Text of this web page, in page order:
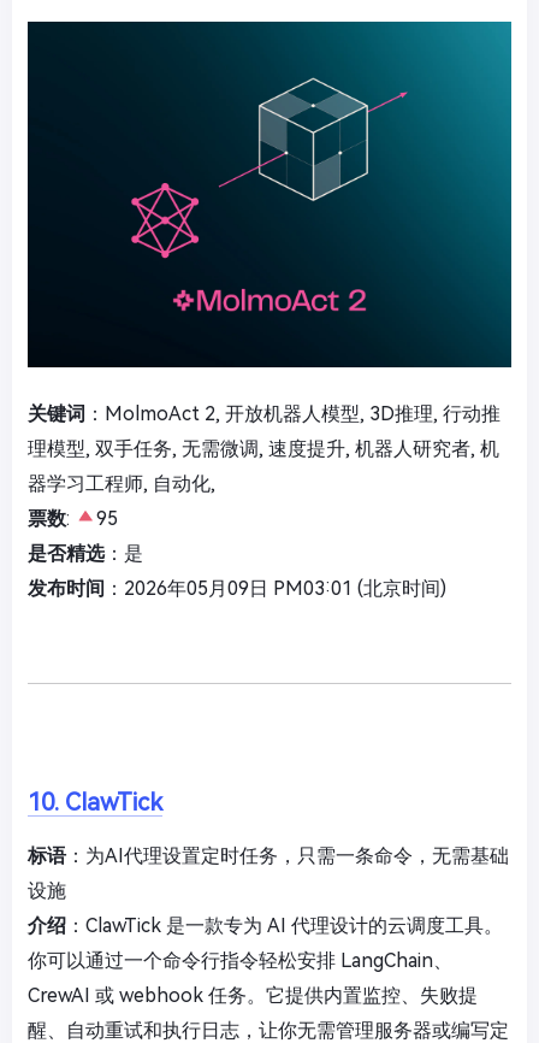
关键词 ：MolmoAct 2, 开放机器人模型, 3D推理, 行动推
理模型, 双手任务, 无需微调, 速度提升, 机器人研究者, 机
器学习工程师, 自动化,
票数:
95
是否精选：是
发布时间 ：2026年05月09日 PM03:01 (北京时间)
10. ClawTick
标语：为AI代理设置定时任务，只需一条命令，无需基础
设施
介绍 ：ClawTick 是一款专为 AI 代理设计的云调度工具。
你可以通过一个命令行指令轻松安排 LangChain、
CrewAI 或 webhook 任务。它提供内置监控、失败提
醒、自动重试和执行日志，让你无需管理服务器或编写定